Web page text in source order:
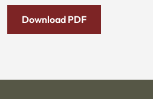
Download PDF